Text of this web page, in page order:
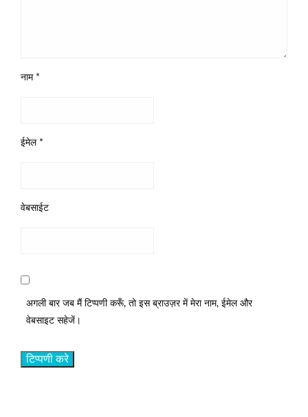
नाम *
ईमेल *
वेबसाईट
अगली बार जब मैं टिप्पणी करूँ, तो इस ब्राउज़र में मेरा नाम, ईमेल और
वेबसाइट सहेजें।